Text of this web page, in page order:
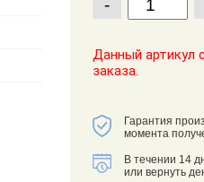
-
Данный артикул
заказа.
Гарантия
момента
В течении 14
или вернуть